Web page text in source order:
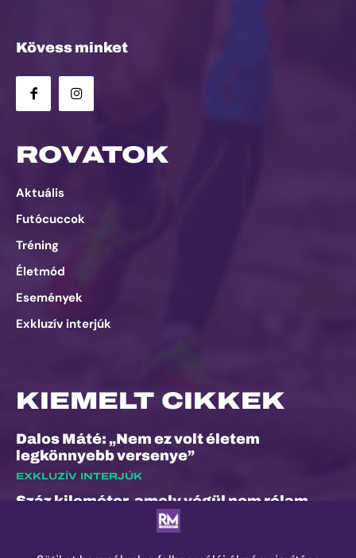
Kövess minket
ROVATOK
Aktuális
Futócuccok
Tréning
Életmód
Események
Exkluzív interjúk
KIEMELT CIKKEK
Dalos Máté: „Nem ez volt életem
legkönnyebb versenye”
EXKLUZÍV INTERJÚK
Száz kilométer, amely végül nem rólam